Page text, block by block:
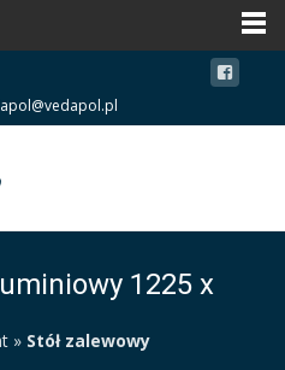
1225 x
» Stół zalewowy